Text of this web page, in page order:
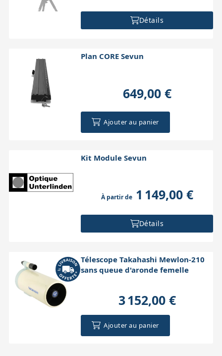
Détails
Plan CORE Sevun
649,00 €
Ajouter au panier
Kit Module Sevun
À partir de1 149,00 €
Détails
Télescope Takahashi Mewlon-210
sans queue d'aronde femelle
3 152,00 €
Ajouter au panier